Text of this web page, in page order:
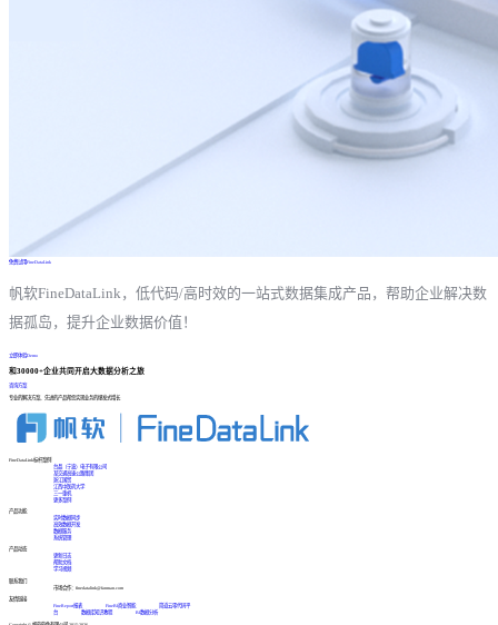
免费试用FineDataLink
帆软FineDataLink，低代码/高时效的一站式数据集成产品，帮助企业解决数
据孤岛，提升企业数据价值！
立即体验Demo
和30000+企业共同开启大数据分析之旅
咨询方案
专业的解决方案、先进的产品帮您实现业务的爆发式增长
FineDataLink标杆案例
台晶（宁波）电子有限公司
某交通高速公路集团
浙江国贸
江西中医药大学
三一重机
更多案例
产品功能
实时数据同步
高效数据开发
数据服务
系统管理
产品动态
更新日志
帮助文档
学习视频
联系我们
市场合作：finedatalink@fanruan.com
友情链接
FineReport报表
FineBI商业智能
简道云零代码平
台
数据库知识教程 BI数据分析